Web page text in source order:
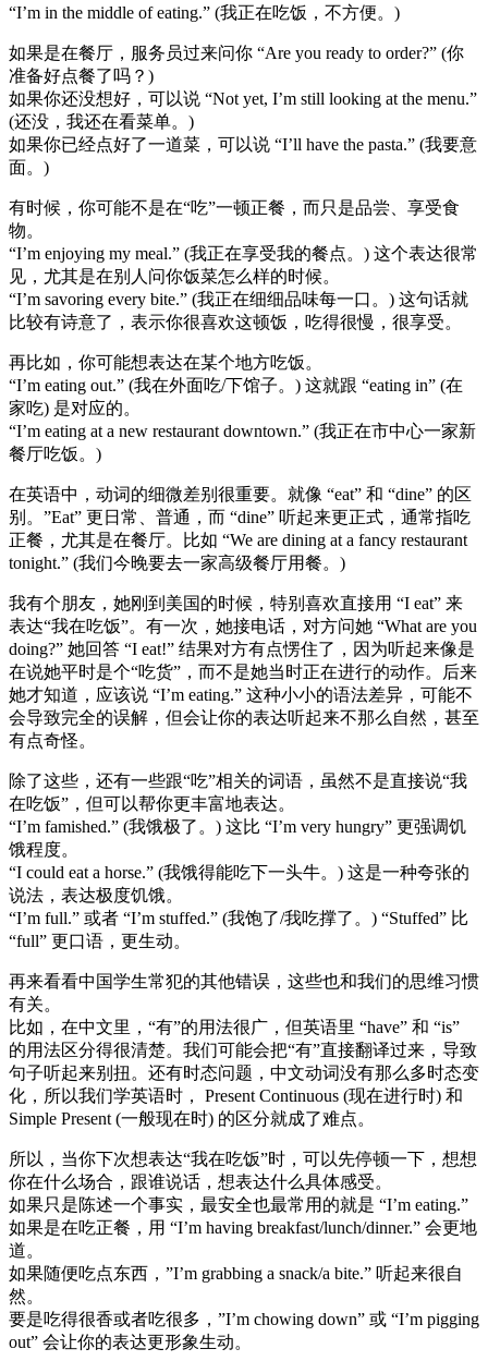
“I’m in the middle of eating.” (我正在吃饭，不方便。)
如果是在餐厅，服务员过来问你 “Are you ready to order?” (你
准备好点餐了吗？)
如果你还没想好，可以说 “Not yet, I’m still looking at the menu.”
(还没，我还在看菜单。)
如果你已经点好了一道菜，可以说 “I’ll have the pasta.” (我要意
面。)
有时候，你可能不是在“吃”一顿正餐，而只是品尝、享受食
物。
“I’m enjoying my meal.” (我正在享受我的餐点。) 这个表达很常
见，尤其是在别人问你饭菜怎么样的时候。
“I’m savoring every bite.” (我正在细细品味每一口。) 这句话就
比较有诗意了，表示你很喜欢这顿饭，吃得很慢，很享受。
再比如，你可能想表达在某个地方吃饭。
“I’m eating out.” (我在外面吃/下馆子。) 这就跟 “eating in” (在
家吃) 是对应的。
“I’m eating at a new restaurant downtown.” (我正在市中心一家新
餐厅吃饭。)
在英语中，动词的细微差别很重要。就像 “eat” 和 “dine” 的区
别。”Eat” 更日常、普通，而 “dine” 听起来更正式，通常指吃
正餐，尤其是在餐厅。比如 “We are dining at a fancy restaurant
tonight.” (我们今晚要去一家高级餐厅用餐。)
我有个朋友，她刚到美国的时候，特别喜欢直接用 “I eat” 来
表达“我在吃饭”。有一次，她接电话，对方问她 “What are you
doing?” 她回答 “I eat!” 结果对方有点愣住了，因为听起来像是
在说她平时是个“吃货”，而不是她当时正在进行的动作。后来
她才知道，应该说 “I’m eating.” 这种小小的语法差异，可能不
会导致完全的误解，但会让你的表达听起来不那么自然，甚至
有点奇怪。
除了这些，还有一些跟“吃”相关的词语，虽然不是直接说“我
在吃饭”，但可以帮你更丰富地表达。
“I’m famished.” (我饿极了。) 这比 “I’m very hungry” 更强调饥
饿程度。
“I could eat a horse.” (我饿得能吃下一头牛。) 这是一种夸张的
说法，表达极度饥饿。
“I’m full.” 或者 “I’m stuffed.” (我饱了/我吃撑了。) “Stuffed” 比
“full” 更口语，更生动。
再来看看中国学生常犯的其他错误，这些也和我们的思维习惯
有关。
比如，在中文里，“有”的用法很广，但英语里 “have” 和 “is”
的用法区分得很清楚。我们可能会把“有”直接翻译过来，导致
句子听起来别扭。还有时态问题，中文动词没有那么多时态变
化，所以我们学英语时， Present Continuous (现在进行时) 和
Simple Present (一般现在时) 的区分就成了难点。
所以，当你下次想表达“我在吃饭”时，可以先停顿一下，想想
你在什么场合，跟谁说话，想表达什么具体感受。
如果只是陈述一个事实，最安全也最常用的就是 “I’m eating.”
如果是在吃正餐，用 “I’m having breakfast/lunch/dinner.” 会更地
道。
如果随便吃点东西，”I’m grabbing a snack/a bite.” 听起来很自
然。
要是吃得很香或者吃很多，”I’m chowing down” 或 “I’m pigging
out” 会让你的表达更形象生动。